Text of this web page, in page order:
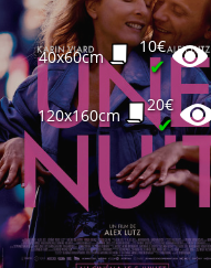
40x60cm
10€
✔
120x160cm
20€
✔